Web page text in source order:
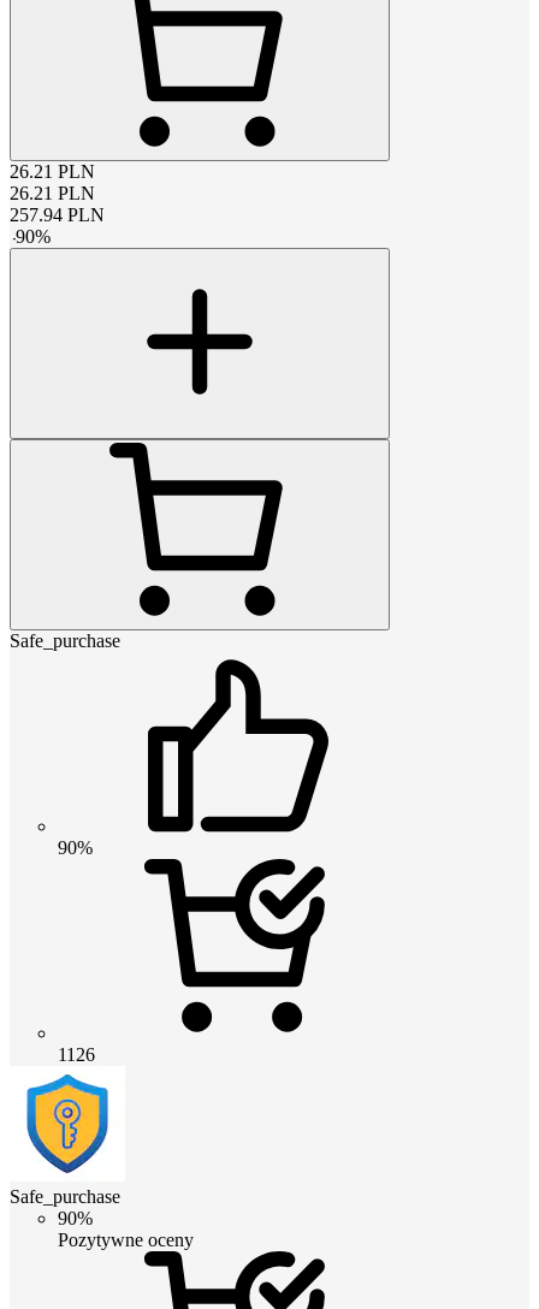
26.21 PLN
26.21 PLN
257.94 PLN
-90%
Safe_purchase
90%
1126
Safe_purchase
90%
Pozytywne oceny